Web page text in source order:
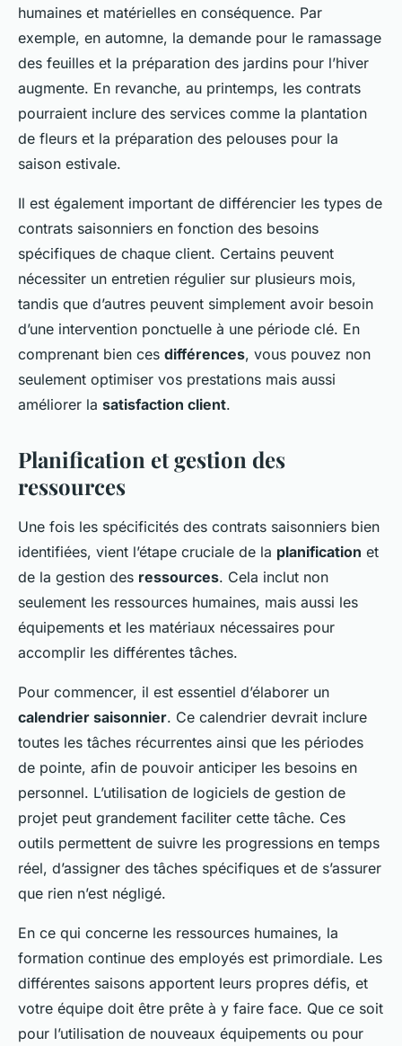
humaines et matérielles en conséquence. Par
exemple, en automne, la demande pour le ramassage
des feuilles et la préparation des jardins pour l’hiver
augmente. En revanche, au printemps, les contrats
pourraient inclure des services comme la plantation
de fleurs et la préparation des pelouses pour la
saison estivale.
Il est également important de différencier les types de
contrats saisonniers en fonction des besoins
spécifiques de chaque client. Certains peuvent
nécessiter un entretien régulier sur plusieurs mois,
tandis que d’autres peuvent simplement avoir besoin
d’une intervention ponctuelle à une période clé. En
comprenant bien ces différences, vous pouvez non
seulement optimiser vos prestations mais aussi
améliorer la satisfaction client.
Planification et gestion des
ressources
Une fois les spécificités des contrats saisonniers bien
identifiées, vient l’étape cruciale de la planification et
de la gestion des ressources. Cela inclut non
seulement les ressources humaines, mais aussi les
équipements et les matériaux nécessaires pour
accomplir les différentes tâches.
Pour commencer, il est essentiel d’élaborer un
calendrier saisonnier. Ce calendrier devrait inclure
toutes les tâches récurrentes ainsi que les périodes
de pointe, afin de pouvoir anticiper les besoins en
personnel. L’utilisation de logiciels de gestion de
projet peut grandement faciliter cette tâche. Ces
outils permettent de suivre les progressions en temps
réel, d’assigner des tâches spécifiques et de s’assurer
que rien n’est négligé.
En ce qui concerne les ressources humaines, la
formation continue des employés est primordiale. Les
différentes saisons apportent leurs propres défis, et
votre équipe doit être prête à y faire face. Que ce soit
pour l’utilisation de nouveaux équipements ou pour